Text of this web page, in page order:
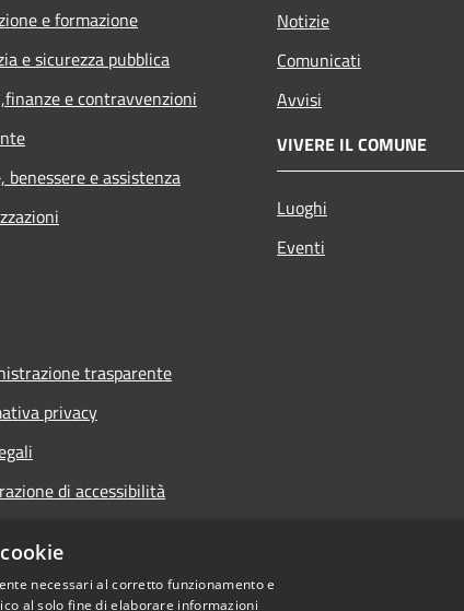
e formazione
e sicurezza pubblica
e contravvenzioni
benessere e assistenza
Notizie
Comunicati
Avvisi
VIVERE IL COMUNE
Luoghi
Eventi
trasparente
privacy
di accessibilità
necessari al corretto funzionamento e
al solo fine di elaborare informazioni